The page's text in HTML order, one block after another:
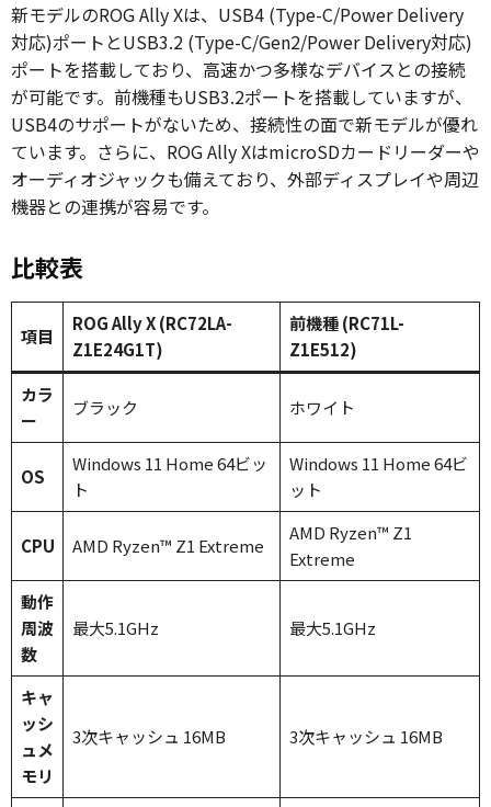
新モデルのROG Ally Xは、USB4 (Type-C/Power Delivery
対応)ポートとUSB3.2 (Type-C/Gen2/Power Delivery対応)
ポートを搭載しており、高速かつ多様なデバイスとの接続
が可能です。前機種もUSB3.2ポートを搭載していますが、
USB4のサポートがないため、接続性の面で新モデルが優れ
ています。さらに、ROG Ally XはmicroSDカードリーダーや
オーディオジャックも備えており、外部ディスプレイや周辺
機器との連携が容易です。
比較表
項目
ROG Ally X (RC72LA-
Z1E24G1T)
前機種 (RC71L-
Z1E512)
カラ
ー
ブラック ホワイト
OS
Windows 11 Home 64ビッ
ト
Windows 11 Home 64ビ
ット
CPU AMD Ryzen™ Z1 Extreme
AMD Ryzen™ Z1
Extreme
動作
周波
数
最大5.1GHz 最大5.1GHz
キャ
ッシ
ュメ
モリ
3次キャッシュ 16MB 3次キャッシュ 16MB